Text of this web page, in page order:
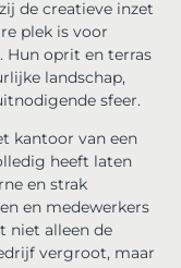
de creatieve inzet
plek is voor
Hun oprit en terras
landschap,
sfeer.
kantoor van een
heeft laten
en strak
en medewerkers
niet alleen de
vergroot, maar